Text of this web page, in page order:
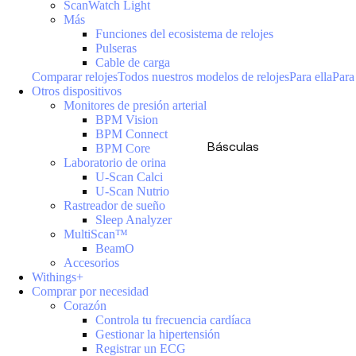
Básculas
ScanWatch Light
Más
Funciones del ecosistema de relojes
Pulseras
Cable de carga
Comparar relojesTodos nuestros modelos de relojesPara ella
Otros dispositivos
Monitores de presión arterial
BPM Vision
BPM Connect
BPM Core
Laboratorio de orina
U-Scan Calci
U-Scan Nutrio
Rastreador de sueño
Sleep Analyzer
MultiScan™
BeamO
Accesorios
Withings+
Comprar por necesidad
Corazón
Controla tu frecuencia cardíaca
Gestionar la hipertensión
Registrar un ECG